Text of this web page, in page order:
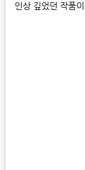
인상 깊었던 작품이